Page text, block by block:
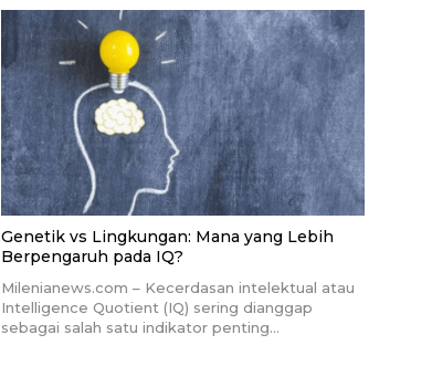
Genetik vs Lingkungan: Mana yang Lebih
Berpengaruh pada IQ?
Milenianews.com – Kecerdasan intelektual atau
Intelligence Quotient (IQ) sering dianggap
sebagai salah satu indikator penting…